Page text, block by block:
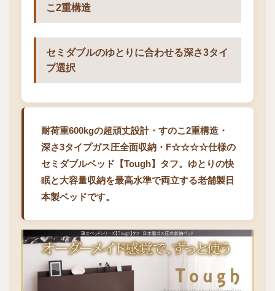
こ2重構造
セミダブルのゆとりに合わせる深さ3タイ
プ選択
耐荷重600kgの超頑丈設計・すのこ2重構造・
深さ3タイプガス圧全面収納・F☆☆☆☆仕様の
セミダブルベッド【Tough】タフ。ゆとりの快
眠と大容量収納を最高水準で両立する老舗製日
本製ベッドです。